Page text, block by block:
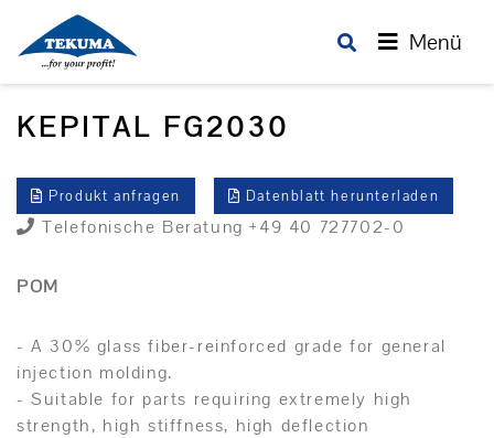
Menü
KEPITAL FG2030
Produkt anfragen Datenblatt herunterladen
Telefonische Beratung +49 40 727702-0
POM
- A 30% glass fiber-reinforced grade for general
injection molding.
- Suitable for parts requiring extremely high
strength, high stiffness, high deflection